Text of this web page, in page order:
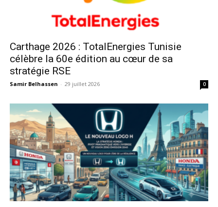
Carthage 2026 : TotalEnergies Tunisie
célèbre la 60e édition au cœur de sa
stratégie RSE
Samir Belhassen - 29 juillet 2026 0